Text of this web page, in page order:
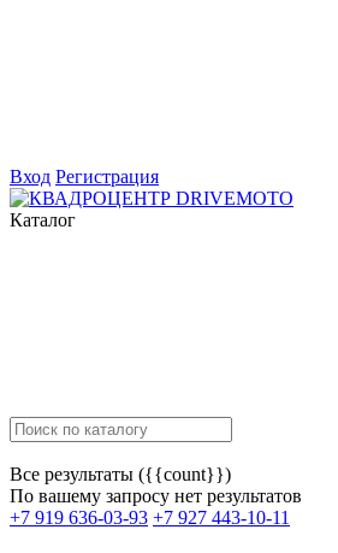
Вход Регистрация
Каталог
Все результаты ({{count}})
По вашему запросу нет результатов
+7 919 636-03-93 +7 927 443-10-11